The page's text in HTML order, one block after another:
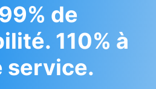
de
110% à
service.